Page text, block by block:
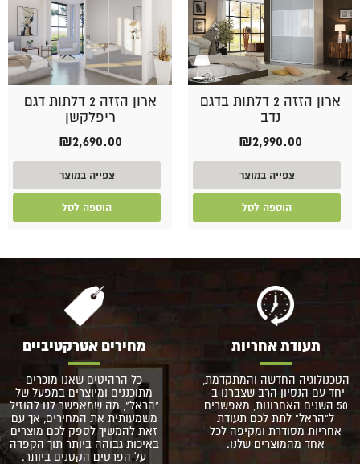
ארון הזזה 2 דלתות בדגם
נדב
₪2,990.00
צפייה במוצר
הוספה לסל
ארון הזזה 2 דלתות דגם
ריפלקשן
₪2,690.00
צפייה במוצר
הוספה לסל
תעודת אחריות
הטכנולוגיה החדשה והמתקדמת,
יחד עם הנסיון הרב שצברנו ב-
50 השנים האחרונות, מאפשרים
ל"הראל" לתת לכם תעודת
אחריות מסודרת ומקיפה לכל
אחד מהמוצרים שלנו.
מחירים אטרקטיביים
כל הרהיטים שאנו מוכרים
מתוכננים ומיוצרים במפעל של
"הראל", מה שמאפשר לנו להוזיל
משמעותית את המחירים, אך עם
זאת להמשיך לספק לכם מוצרים
באיכות גבוהה ביותר תוך הקפדה
על הפרטים הקטנים ביותר.